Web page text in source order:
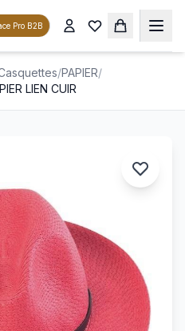
Pro B2B
/PAPIER/
LIEN CUIR